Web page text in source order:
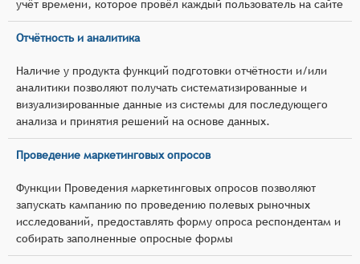
учёт времени, которое провёл каждый пользователь на сайте
Отчётность и аналитика
Наличие у продукта функций подготовки отчётности и/или
аналитики позволяют получать систематизированные и
визуализированные данные из системы для последующего
анализа и принятия решений на основе данных.
Проведение маркетинговых опросов
Функции Проведения маркетинговых опросов позволяют
запускать кампанию по проведению полевых рыночных
исследований, предоставлять форму опроса респондентам и
собирать заполненные опросные формы